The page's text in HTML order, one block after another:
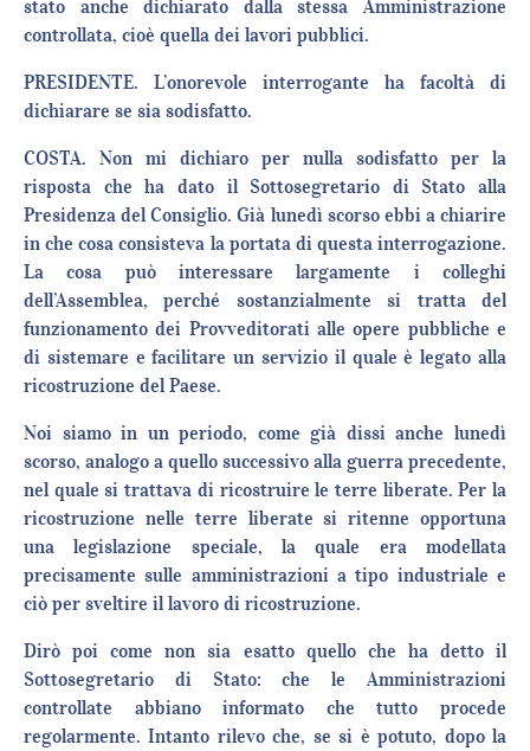
stato anche dichiarato dalla stessa Amministrazione
controllata, cioè quella dei lavori pubblici.
PRESIDENTE. L’onorevole interrogante ha facoltà di
dichiarare se sia sodisfatto.
COSTA. Non mi dichiaro per nulla sodisfatto per la
risposta che ha dato il Sottosegretario di Stato alla
Presidenza del Consiglio. Già lunedì scorso ebbi a chiarire
in che cosa consisteva la portata di questa interrogazione.
La cosa può interessare largamente i colleghi
dell’Assemblea, perché sostanzialmente si tratta del
funzionamento dei Provveditorati alle opere pubbliche e
di sistemare e facilitare un servizio il quale è legato alla
ricostruzione del Paese.
Noi siamo in un periodo, come già dissi anche lunedì
scorso, analogo a quello successivo alla guerra precedente,
nel quale si trattava di ricostruire le terre liberate. Per la
ricostruzione nelle terre liberate si ritenne opportuna
una legislazione speciale, la quale era modellata
precisamente sulle amministrazioni a tipo industriale e
ciò per sveltire il lavoro di ricostruzione.
Dirò poi come non sia esatto quello che ha detto il
Sottosegretario di Stato: che le Amministrazioni
controllate abbiano informato che tutto procede
regolarmente. Intanto rilevo che, se si è potuto, dopo la